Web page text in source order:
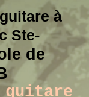
à
Ste-
de
guitare